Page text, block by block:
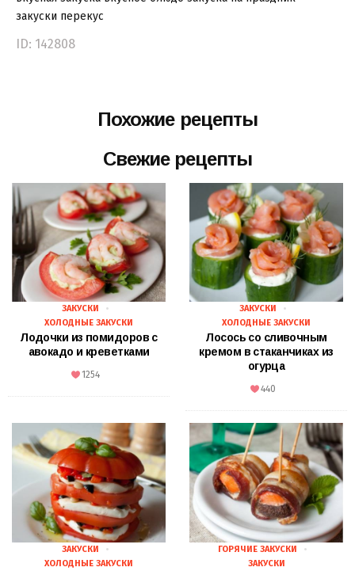
закуски перекус
ID: 142808
Похожие рецепты
Свежие рецепты
ЗАКУСКИ
ХОЛОДНЫЕ ЗАКУСКИ
Лодочки из помидоров с
авокадо и креветками
1254
ЗАКУСКИ
ХОЛОДНЫЕ ЗАКУСКИ
Лосось со сливочным
кремом в стаканчиках из
огурца
440
ЗАКУСКИ
ХОЛОДНЫЕ ЗАКУСКИ
ГОРЯЧИЕ ЗАКУСКИ
ЗАКУСКИ